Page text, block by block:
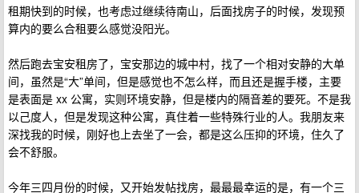
租期快到的时候，也考虑过继续待南山，后面找房子的时候，发现预
算内的要么合租要么感觉没阳光。
然后跑去宝安租房了，宝安那边的城中村，找了一个相对安静的大单
间，虽然是“大”单间，但是感觉也不怎么样，而且还是握手楼，主要
是表面是 xx 公寓，实则环境安静，但是楼内的隔音差的要死。不是我
以己度人，但是发现这种公寓，真住着一些特殊行业的人。我朋友来
深找我的时候，刚好也上去坐了一会，都是这么压抑的环境，住久了
会不舒服。
今年三四月份的时候，又开始发帖找房，最最最幸运的是，有一个三